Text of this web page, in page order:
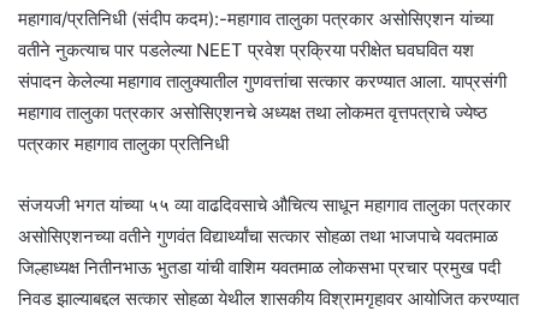
a
m
महागाव/प्रतिनिधी (संदीप कदम):-महागाव तालुका पत्रकार असोसिएशन यांच्या
वतीने नुकत्याच पार पडलेल्या NEET प्रवेश प्रक्रिया परीक्षेत घवघवित यश
संपादन केलेल्या महागाव तालुक्यातील गुणवत्तांचा सत्कार करण्यात आला. याप्रसंगी
महागाव तालुका पत्रकार असोसिएशनचे अध्यक्ष तथा लोकमत वृत्तपत्राचे ज्येष्ठ
पत्रकार महागाव तालुका प्रतिनिधी
संजयजी भगत यांच्या ५५ व्या वाढदिवसाचे औचित्य साधून महागाव तालुका पत्रकार
असोसिएशनच्या वतीने गुणवंत विद्यार्थ्यांचा सत्कार सोहळा तथा भाजपाचे यवतमाळ
जिल्हाध्यक्ष नितीनभाऊ भुतडा यांची वाशिम यवतमाळ लोकसभा प्रचार प्रमुख पदी
निवड झाल्याबद्दल सत्कार सोहळा येथील शासकीय विश्रामगृहावर आयोजित करण्यात